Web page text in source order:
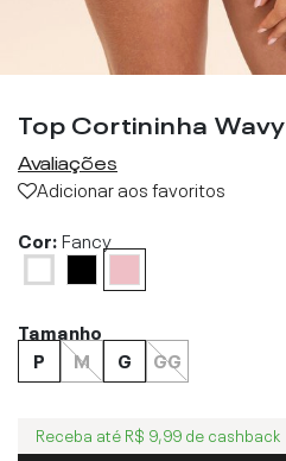
Top Cortininha Wavy
Avaliações
Adicionar aos favoritos
Cor:Fancy
Tamanho
P
M G GG
Receba até R$ 9,99 de cashback